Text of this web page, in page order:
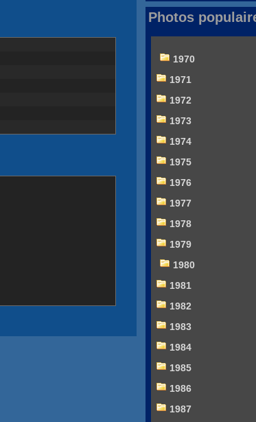
Photos
1970
1971
1972
1973
1974
1975
1976
1977
1978
1979
1980
1981
1982
1983
1984
1985
1986
1987